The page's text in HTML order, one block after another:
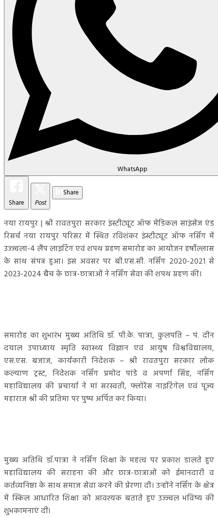
WhatsApp
Share Post
Share
नया रायपुर | श्री रावतपुरा सरकार इंस्टीट्यूट ऑफ मेडिकल साइंसेज एंड
रिसर्च नया रायपुर परिसर में स्थित रविशंकर इंस्टीट्यूट ऑफ नर्सिंग में
उज्ज्वला-4 लैंप लाइटिंग एवं शपथ ग्रहण समारोह का आयोजन हर्षोल्लास
के साथ संपन्न हुआ। इस अवसर पर बी.एस.सी. नर्सिंग 2020-2021 से
2023-2024 बैच के छात्र-छात्राओं ने नर्सिंग सेवा की शपथ ग्रहण की।
समारोह का शुभारंभ मुख्य अतिथि डॉ. पी.के. पात्रा, कुलपति – पं. दीन
दयाल उपाध्याय स्मृति स्वास्थ्य विज्ञान एवं आयुष विश्वविद्यालय,
एस.एस. बजाज, कार्यकारी निदेशक – श्री रावतपुरा सरकार लोक
कल्याण ट्रस्ट, निदेशक नर्सिंग प्रमोद पांडे व अपर्णा सिंह, नर्सिंग
महाविद्यालय की प्रचार्या ने मां सरस्वती, फ्लोरेंस नाइटिंगेल एवं पूज्य
महाराज श्री की प्रतिमा पर पुष्प अर्पित कर किया।
मुख्य अतिथि डॉ.पात्रा ने नर्सिंग शिक्षा के महत्व पर प्रकाश डालते हुए
महाविद्यालय की सराहना की और छात्र-छात्राओं को ईमानदारी व
कर्तव्यनिष्ठा के साथ समाज सेवा करने की प्रेरणा दी। उन्होंने नर्सिंग के क्षेत्र
में स्किल आधारित शिक्षा को आवश्यक बताते हुए उज्ज्वल भविष्य की
शुभकामनाएं दीं।